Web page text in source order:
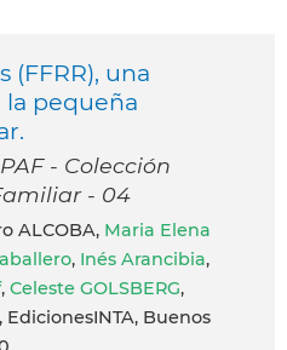
(FFRR), una
pequeña
- Colección
- 04
ALCOBA, Maria Elena
, Inés Arancibia,
, Celeste GOLSBERG,
, EdicionesINTA, Buenos